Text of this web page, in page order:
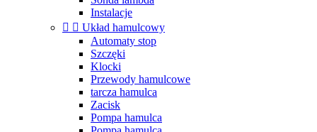
Instalacje
  Układ hamulcowy
Automaty stop
Szczęki
Klocki
Przewody hamulcowe
tarcza hamulca
Zacisk
Pompa hamulca